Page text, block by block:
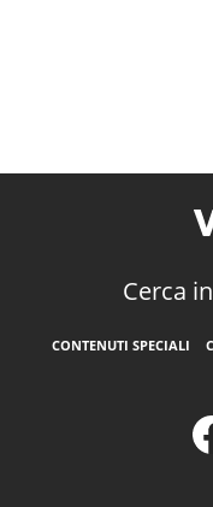
Cerca
CONTENUTI SPECIALI